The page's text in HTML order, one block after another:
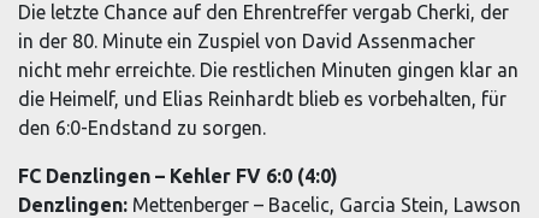
Die letzte Chance auf den Ehrentreffer vergab Cherki, der
in der 80. Minute ein Zuspiel von David Assenmacher
nicht mehr erreichte. Die restlichen Minuten gingen klar an
die Heimelf, und Elias Reinhardt blieb es vorbehalten, für
den 6:0-Endstand zu sorgen.
FC Denzlingen – Kehler FV 6:0 (4:0)
Denzlingen: Mettenberger – Bacelic, Garcia Stein, Lawson